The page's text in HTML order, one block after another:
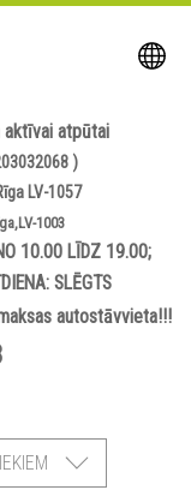
aktīvai atpūtai
)
LV-1057
1003
10.00 LĪDZ 19.00;
SLĒGTS
autostāvvieta!!!